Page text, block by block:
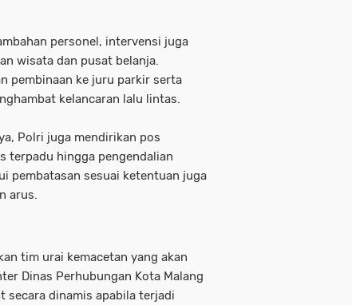
personel, intervensi juga
wisata dan pusat belanja.
pembinaan ke juru parkir serta
kelancaran lalu lintas.
Polri juga mendirikan pos
terpadu hingga pengendalian
pembatasan sesuai ketentuan juga
arus.
tim urai kemacetan yang akan
Dinas Perhubungan Kota Malang
dinamis apabila terjadi